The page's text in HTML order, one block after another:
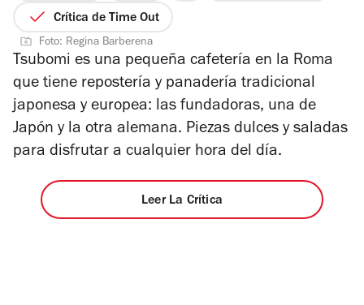
4
estrellas
Crítica de Time Out
Foto: Regina Barberena
Tsubomi es una pequeña cafetería en la Roma
que tiene repostería y panadería tradicional
japonesa y europea: las fundadoras, una de
Japón y la otra alemana. Piezas dulces y saladas
para disfrutar a cualquier hora del día.
Leer La Crítica